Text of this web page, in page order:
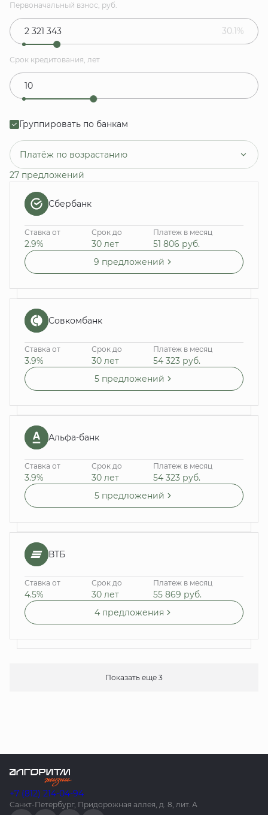
Первоначальный взнос, руб.
30.1%
Срок кредитования, лет
Группировать по банкам
Платёж по возрастанию
27 предложений
Сбербанк
Ставка от
2.9%
Срок до
30 лет
Платеж в месяц
51 806 руб.
9 предложений
Совкомбанк
Ставка от
3.9%
Срок до
30 лет
Платеж в месяц
54 323 руб.
5 предложений
Альфа-банк
Ставка от
3.9%
Срок до
30 лет
Платеж в месяц
54 323 руб.
5 предложений
ВТБ
Ставка от
4.5%
Срок до
30 лет
Платеж в месяц
55 869 руб.
4 предложения
Показать еще 3
+7 (812) 214-04-94
Санкт-Петербург, Придорожная аллея, д. 8, лит. А